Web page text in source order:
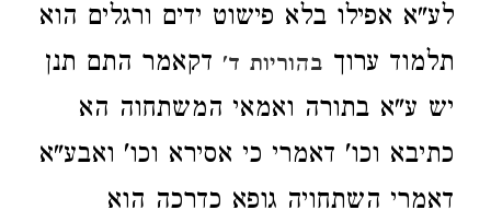
לע"א אפילו בלא פישוט ידים ורגלים הוא
תלמוד ערוך בהוריות ד' דקאמר התם תנן
יש ע"א בתורה ואמאי המשתחוה הא
כתיבא וכו' דאמרי כי אסירא וכו' ואבע"א
דאמרי השתחויה גופא כדרכה הוא